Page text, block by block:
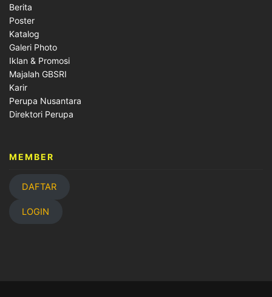
Berita
Poster
Katalog
Galeri Photo
Iklan & Promosi
Majalah GBSRI
Karir
Perupa Nusantara
Direktori Perupa
MEMBER
DAFTAR
LOGIN